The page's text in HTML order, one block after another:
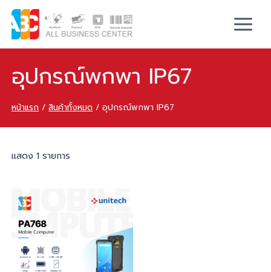
อุปกรณ์พกพา IP67
หน้าแรก / สินค้าทั้งหมด / อุปกรณ์พกพา IP67
แสดง 1 รายการ